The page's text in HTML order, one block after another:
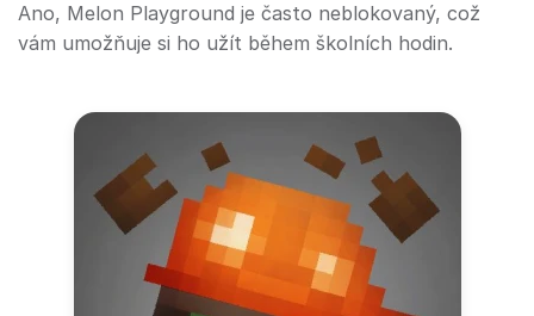
Ano, Melon Playground je často neblokovaný, což
vám umožňuje si ho užít během školních hodin.